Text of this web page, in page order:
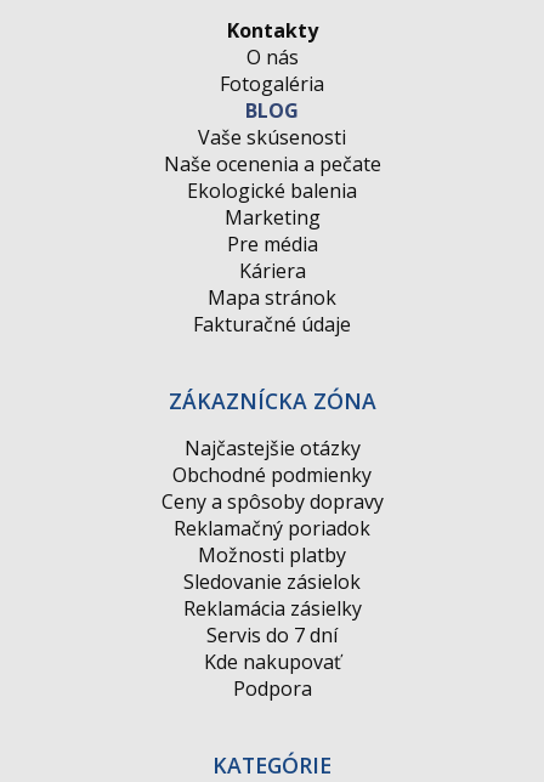
Kontakty
O nás
Fotogaléria
BLOG
Vaše skúsenosti
Naše ocenenia a pečate
Ekologické balenia
Marketing
Pre média
Káriera
Mapa stránok
Fakturačné údaje
ZÁKAZNÍCKA ZÓNA
Najčastejšie otázky
Obchodné podmienky
Ceny a spôsoby dopravy
Reklamačný poriadok
Možnosti platby
Sledovanie zásielok
Reklamácia zásielky
Servis do 7 dní
Kde nakupovať
Podpora
KATEGÓRIE